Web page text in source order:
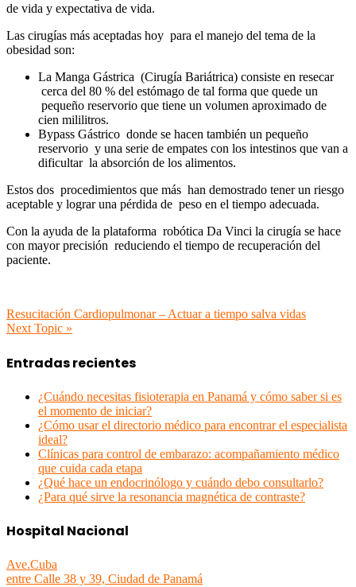
de vida y expectativa de vida.
Las cirugías más aceptadas hoy para el manejo del tema de la
obesidad son:
La Manga Gástrica (Cirugía Bariátrica) consiste en resecar
cerca del 80 % del estómago de tal forma que quede un
pequeño reservorio que tiene un volumen aproximado de
cien mililitros.
Bypass Gástrico donde se hacen también un pequeño
reservorio y una serie de empates con los intestinos que van a
dificultar la absorción de los alimentos.
Estos dos procedimientos que más han demostrado tener un riesgo
aceptable y lograr una pérdida de peso en el tiempo adecuada.
Con la ayuda de la plataforma robótica Da Vinci la cirugía se hace
con mayor precisión reduciendo el tiempo de recuperación del
paciente.
Resucitación Cardiopulmonar – Actuar a tiempo salva vidas
Next Topic »
Entradas recientes
¿Cuándo necesitas fisioterapia en Panamá y cómo saber si es
el momento de iniciar?
¿Cómo usar el directorio médico para encontrar el especialista
ideal?
Clínicas para control de embarazo: acompañamiento médico
que cuida cada etapa
¿Qué hace un endocrinólogo y cuándo debo consultarlo?
¿Para qué sirve la resonancia magnética de contraste?
Hospital Nacional
Ave.Cuba
entre Calle 38 y 39, Ciudad de Panamá